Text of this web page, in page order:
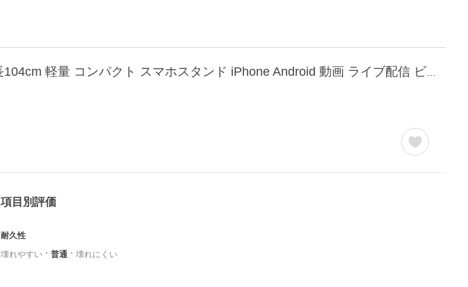
項目別評価
耐久性
壊れやすい
普通 壊れにくい